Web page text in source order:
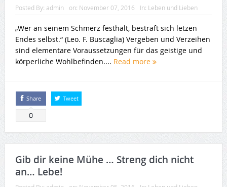
Posted By: admin on: November 07, 2016 In: Leben und Lieben
„Wer an seinem Schmerz festhält, bestraft sich letzen
Endes selbst.“ (Leo. F. Buscaglia) Vergeben und Verzeihen
sind elementare Voraussetzungen für das geistige und
körperliche Wohlbefinden.... Read more
Share
0
Tweet
Gib dir keine Mühe … Streng dich nicht
an… Lebe!